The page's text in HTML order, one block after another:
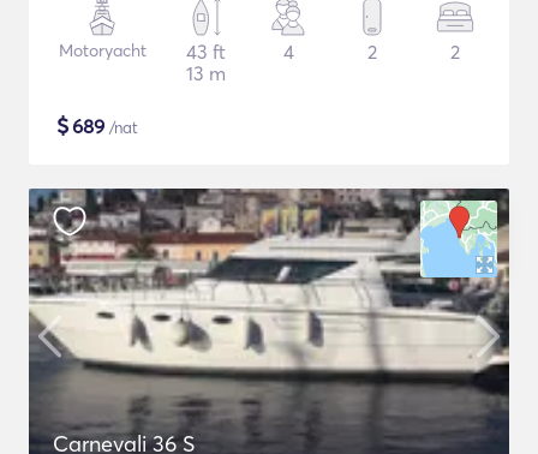
Motoryacht
43 ft
13 m
4 2 2
$689 /nat
Carnevali 36 S